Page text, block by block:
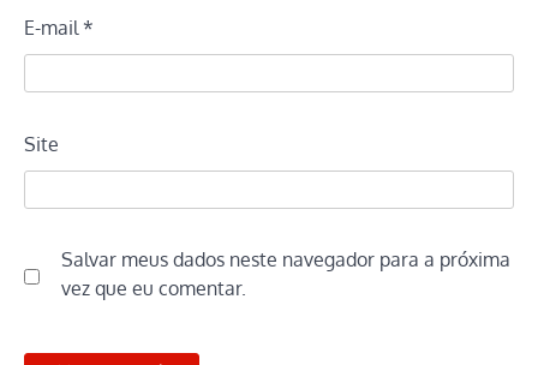
E-mail*
Site
Salvar meus dados neste navegador para a próxima
vez que eu comentar.